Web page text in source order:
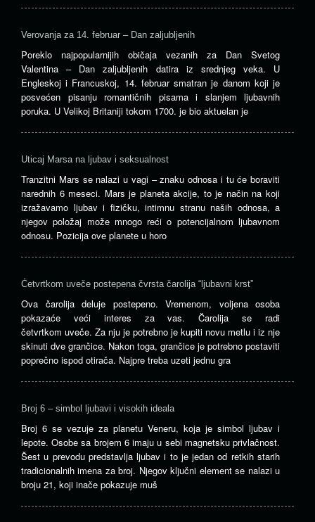
Verovanja za 14. februar – Dan zaljubljenih
Poreklo najpopularnijih običaja vezanih za Dan Svetog
Valentina – Dan zaljubljenih datira iz srednjeg veka. U
Engleskoj i Francuskoj, 14. februar smatran je danom koji je
posvećen pisanju romantičnih pisama i slanjem ljubavnih
poruka. U Velikoj Britaniji tokom 1700. je bio aktuelan je
Uticaj Marsa na ljubav i seksualnost
Tranzitni Mars se nalazi u vagi – znaku odnosa i tu će boraviti
narednih 6 meseci. Mars je planeta akcije, to je način na koji
izražavamo ljubav i fizičku, intimnu stranu naših odnosa, a
njegov položaj može mnogo reći o potencijalnom ljubavnom
odnosu. Pozicija ove planete u horo
Četvrtkom uveče postepena čvrsta čarolija “ljubavni krst”
Ova čarolija deluje postepeno. Vremenom, voljena osoba
pokazaće veći interes za vas. Čarolija se radi
četvrtkom uveče. Za nju je potrebno je kupiti novu metlu i iz nje
skinuti dve grančice. Nakon toga, grančice je potrebno postaviti
poprečno ispod otirača. Najpre treba uzeti jednu gra
Broj 6 – simbol ljubavi i visokih ideala
Broj 6 se vezuje za planetu Veneru, koja je simbol ljubav i
lepote. Osobe sa brojem 6 imaju u sebi magnetsku privlačnost.
Šest u prevodu predstavlja ljubav i to je jedan od retkih starih
tradicionalnih imena za broj. Njegov ključni element se nalazi u
broju 21, koji inače pokazuje muš